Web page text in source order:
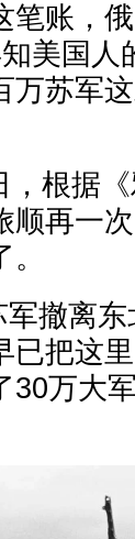
笔账，
美国
万苏军
，根据
顺再一
撤离
已把这
30万大